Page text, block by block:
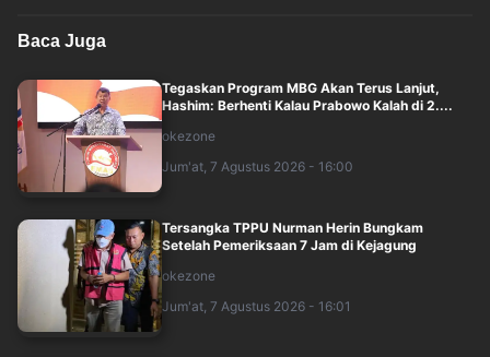
Baca Juga
Tegaskan Program MBG Akan Terus Lanjut,
Hashim: Berhenti Kalau Prabowo Kalah di 2....
okezone
Jum'at, 7 Agustus 2026 - 16:00
Tersangka TPPU Nurman Herin Bungkam
Setelah Pemeriksaan 7 Jam di Kejagung
okezone
Jum'at, 7 Agustus 2026 - 16:01